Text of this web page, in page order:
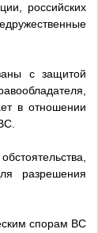
российских
с защитой
в отношении
разрешения
спорам ВС